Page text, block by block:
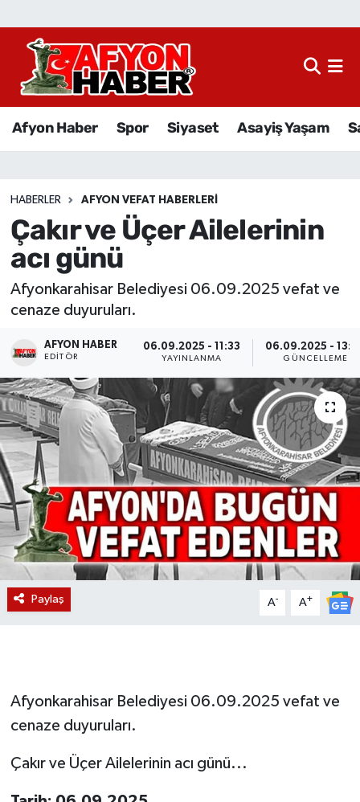
Afyon Haber Spor Siyaset Asayiş Yaşam
HABERLER AFYON VEFAT HABERLERI
Çakır ve Üçer Ailelerinin
acı günü
Afyonkarahisar Belediyesi 06.09.2025 vefat ve
cenaze duyuruları.
AFYON HABER
EDITÖR
06.09.2025 - 11:33
YAYINLANMA
06.09.2025 -
GÜNCELLEME
Paylaş A- A+
Afyonkarahisar Belediyesi 06.09.2025 vefat ve
cenaze duyuruları.
Çakır ve Üçer Ailelerinin acı günü...
Afyon Haber
Sağlık
Eğitim
Sivil Toplum
Ekonomi
Magazin
Etkinlikler